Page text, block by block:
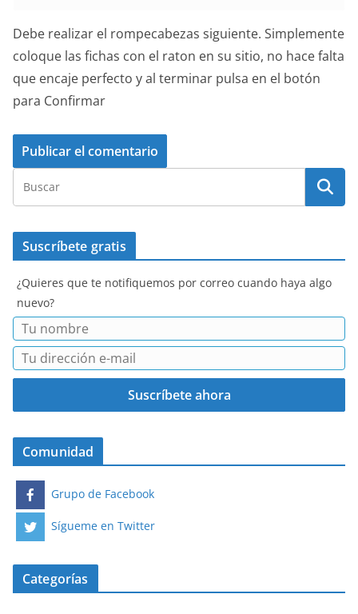
Debe realizar el rompecabezas siguiente. Simplemente
coloque las fichas con el raton en su sitio, no hace falta
que encaje perfecto y al terminar pulsa en el botón
para Confirmar
Suscríbete gratis
¿Quieres que te notifiquemos por correo cuando haya algo
nuevo?
Comunidad
Grupo de Facebook
Sígueme en Twitter
Categorías